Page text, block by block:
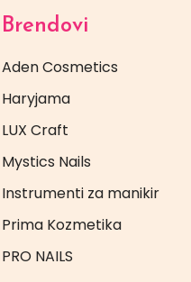
Brendovi
Aden Cosmetics
Haryjama
LUX Craft
Mystics Nails
Instrumenti za manikir
Prima Kozmetika
PRO NAILS